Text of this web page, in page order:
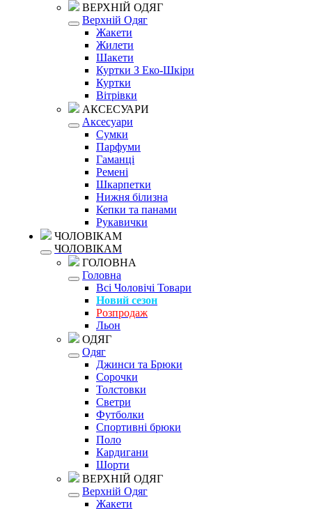
ВЕРХНІЙ ОДЯГ
Верхній Одяг
Жакети
Жилети
Шакети
Куртки З Еко-Шкіри
Куртки
Вітрівки
АКСЕСУАРИ
Аксесуари
Сумки
Парфуми
Гаманці
Ремені
Шкарпетки
Нижня білизна
Кепки та панами
Рукавички
ЧОЛОВІКАМ
ЧОЛОВІКАМ
ГОЛОВНА
Головна
Всі Чоловічі Товари
Новий сезон
Розпродаж
Льон
ОДЯГ
Одяг
Джинси та Брюки
Сорочки
Толстовки
Светри
Футболки
Спортивні брюки
Поло
Кардигани
Шорти
ВЕРХНІЙ ОДЯГ
Верхній Одяг
Жакети